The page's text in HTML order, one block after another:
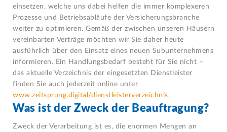
einsetzen, welche uns dabei helfen die immer komplexeren
Prozesse und Betriebsabläufe der Versicherungsbranche
weiter zu optimieren. Gemäß der zwischen unseren Häusern
vereinbarten Verträge möchten wir Sie daher heute
ausführlich über den Einsatz eines neuen Subunternehmens
informieren. Ein Handlungsbedarf besteht für Sie nicht –
das aktuelle Verzeichnis der eingesetzten Dienstleister
finden Sie auch jederzeit online unter
www.zeitsprung.digital/dienstleisterverzeichnis.
Was ist der Zweck der Beauftragung?
Zweck der Verarbeitung ist es, die enormen Mengen an